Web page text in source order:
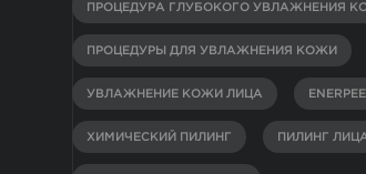
ПРОЦЕДУРА ГЛУБОКОГО УВЛАЖНЕНИЯ
ПРОЦЕДУРЫ ДЛЯ УВЛАЖНЕНИЯ КОЖИ
УВЛАЖНЕНИЕ КОЖИ ЛИЦА
ХИМИЧЕСКИЙ ПИЛИНГ ПИЛИНГ